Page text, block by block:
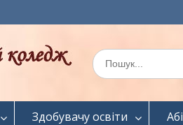
Шукати:
Здобувачу освіти